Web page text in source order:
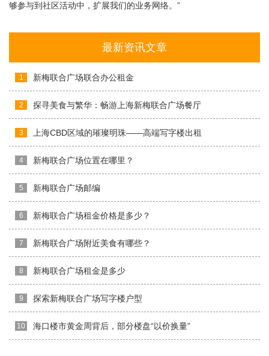
够参与到社区活动中，扩展我们的业务网络。”
最新资讯文章
1 新梅联合广场联合办公租金
2 探寻美食与繁华：畅游上海新梅联合广场餐厅
3 上海CBD区域的璀璨明珠——高端写字楼出租
4 新梅联合广场位置在哪里？
5 新梅联合广场邮编
6 新梅联合广场租金价格是多少？
7 新梅联合广场附近美食有哪些？
8 新梅联合广场租金是多少
9 探索新梅联合广场写字楼户型
10 海口楼市黄金周背后，部分楼盘“以价换量”